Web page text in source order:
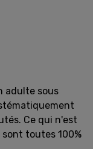
adulte sous
Ce qui n'est
toutes 100%